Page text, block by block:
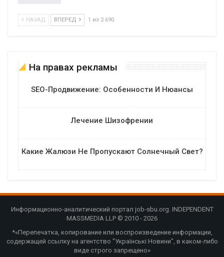
НАЗАД ВПЕРЕД 1 из 2 690
На правах рекламы
SEO-Продвижение: Особенности И Нюансы
Лечение Шизофрении
Какие Жалюзи Не Пропускают Солнечный Свет?
Информационно-аналитический портал job-sbu.org. INDEPENDENT
MASSMEDIA LLP © 2010 - 2026
*«Перепечатка, копирование или воспроизведение информации,
содержащей ссылку на агентство "Українські Новини", в каком-либо
виде строго запрещено»